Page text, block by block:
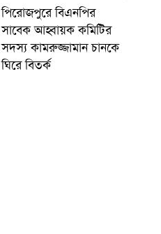
পিরোজপুরে বিএনপির
সাবেক আহ্বায়ক কমিটির
সদস্য কামরুজ্জামান চানকে
ঘিরে বিতর্ক